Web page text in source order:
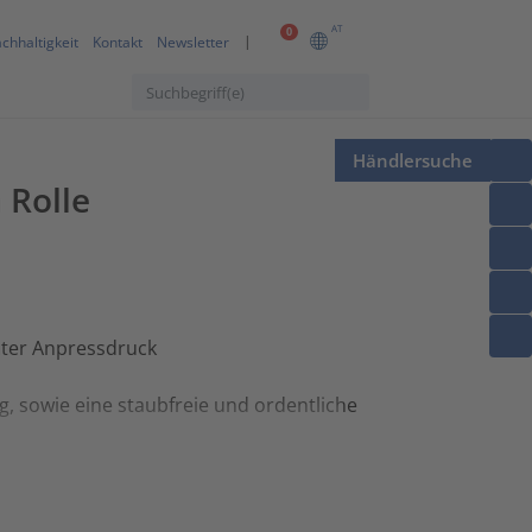
0 AT
Kontakt Newsletter
Händlersuche
Anpressdruck
sowie eine staubfreie und ordentliche